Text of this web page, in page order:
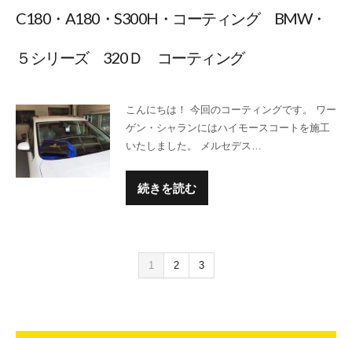
C180・A180・S300H・コーティング BMW・
５シリーズ 320Ｄ コーティング
こんにちは！ 今回のコーティングです。 ワー
ゲン・シャランにはハイモースコートを施工
いたしました。 メルセデス…
続きを読む
1 2 3